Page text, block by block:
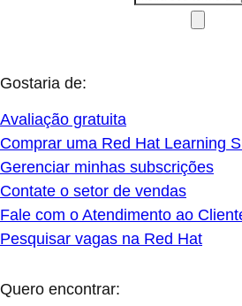
Gostaria de:
Avaliação gratuita
Comprar uma Red Hat Learning
Gerenciar minhas subscrições
Contate o setor de vendas
Fale com o Atendimento ao
Pesquisar vagas na Red Hat
Quero encontrar: